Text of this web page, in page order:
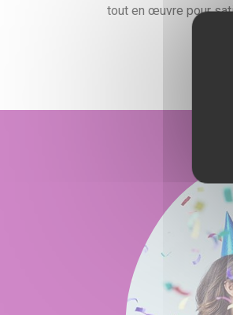
tout en œuvre pour